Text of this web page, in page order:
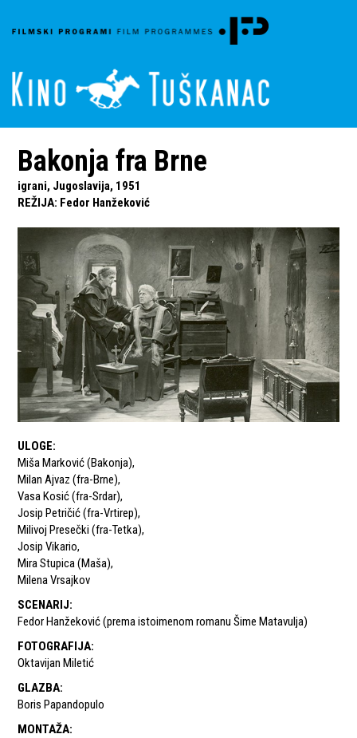
Bakonja fra Brne
igrani, Jugoslavija, 1951
REŽIJA: Fedor Hanžeković
ULOGE:
Miša Marković (Bakonja),
Milan Ajvaz (fra-Brne),
Vasa Kosić (fra-Srdar),
Josip Petričić (fra-Vrtirep),
Milivoj Presečki (fra-Tetka),
Josip Vikario,
Mira Stupica (Maša),
Milena Vrsajkov
SCENARIJ:
Fedor Hanžeković (prema istoimenom romanu Šime Matavulja)
FOTOGRAFIJA:
Oktavijan Miletić
GLAZBA:
Boris Papandopulo
MONTAŽA: